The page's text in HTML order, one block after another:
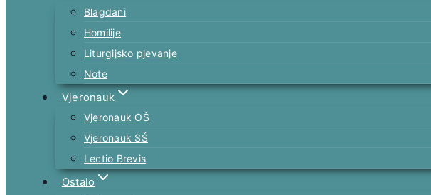
Blagdani
Homilije
Liturgijsko pjevanje
Note
Vjeronauk
Vjeronauk OŠ
Vjeronauk SŠ
Lectio Brevis
Ostalo